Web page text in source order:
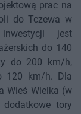
prac na
do Tczewa w
jest
do 140
do 200 km/h,
120 km/h. Dla
Wieś Wielka (w
dodatkowe tory